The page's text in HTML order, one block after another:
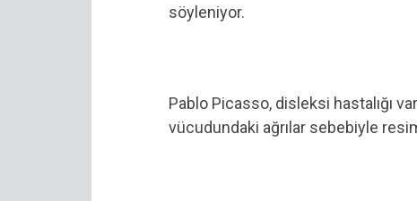
söyleniyor.
Pablo Picasso, disleksi hastalığı
vücudundaki ağrılar sebebiyle